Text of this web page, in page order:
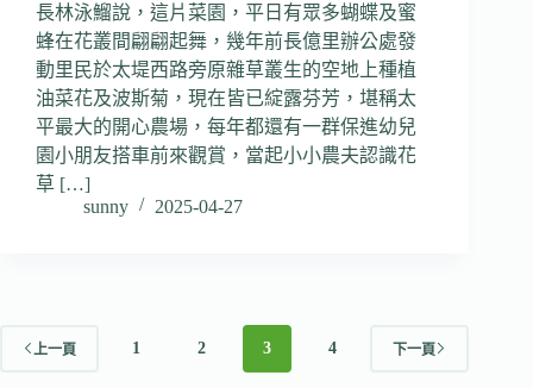
長林泳鰡說，這片菜園，平日有眾多蝴蝶及蜜
蜂在花叢間翩翩起舞，幾年前長億里辦公處發
動里民於太堤西路旁原雜草叢生的空地上種植
油菜花及波斯菊，現在皆已綻露芬芳，堪稱太
平最大的開心農場，每年都還有一群保進幼兒
園小朋友搭車前來觀賞，當起小小農夫認識花
草 […]
sunny
2025-04-27
上一頁 1 2 3 4 下一頁